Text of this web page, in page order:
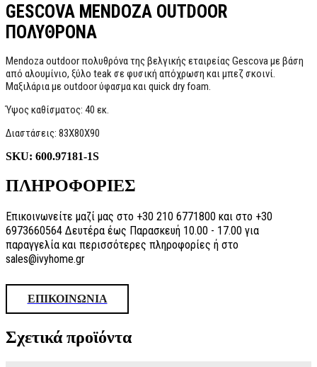
GESCOVA MENDOZA OUTDOOR
ΠΟΛΥΘΡΟΝΑ
Mendoza outdoor πολυθρόνα της βελγικής εταιρείας Gescova με βάση
από αλουμίνιο, ξύλο teak σε φυσική απόχρωση και μπεζ σκοινί.
Μαξιλάρια με outdoor ύφασμα και quick dry foam.
Ύψος καθίσματος: 40 εκ.
Διαστάσεις: 83Χ80Χ90
SKU: 600.97181-1S
ΠΛΗΡΟΦΟΡΙΕΣ
Επικοινωνείτε μαζί μας στο +30 210 6771800 και στο +30
6973660564 Δευτέρα έως Παρασκευή 10.00 - 17.00 για
παραγγελία και περισσότερες πληροφορίες ή στο
sales@ivyhome.gr
ΕΠΙΚΟΙΝΩΝΙΑ
Σχετικά προϊόντα